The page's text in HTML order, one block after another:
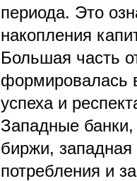
периода. Это
накопления
Большая часть
формировалась
успеха и
Западные
биржи,
потребления и